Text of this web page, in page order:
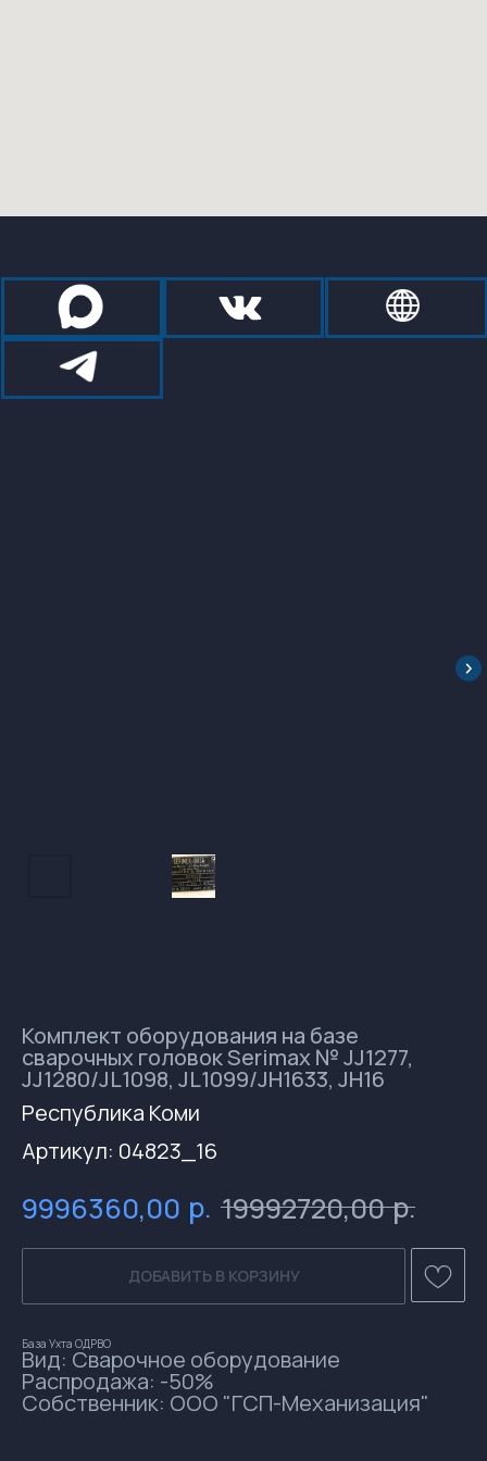
Комплект оборудования на базе
сварочных головок Serimax № JJ1277,
JJ1280/JL1098, JL1099/JH1633, JH16
Республика Коми
Артикул: 04823_16
9996360,00 р. 19992720,00 р.
ДОБАВИТЬ В КОРЗИНУ
База Ухта ОДРВО
Вид: Сварочное оборудование
Распродажа: -50%
Собственник: ООО "ГСП-Механизация"